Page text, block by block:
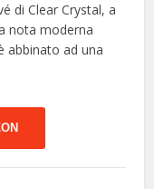
di Clear Crystal, a
nota moderna
abbinato ad una